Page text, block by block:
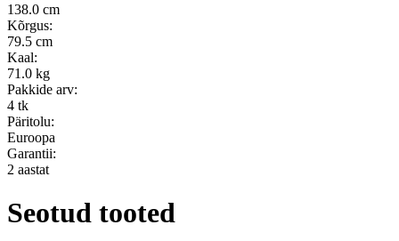
138.0 cm
Kõrgus:
79.5 cm
Kaal:
71.0 kg
Pakkide arv:
4 tk
Päritolu:
Euroopa
Garantii:
2 aastat
Seotud tooted